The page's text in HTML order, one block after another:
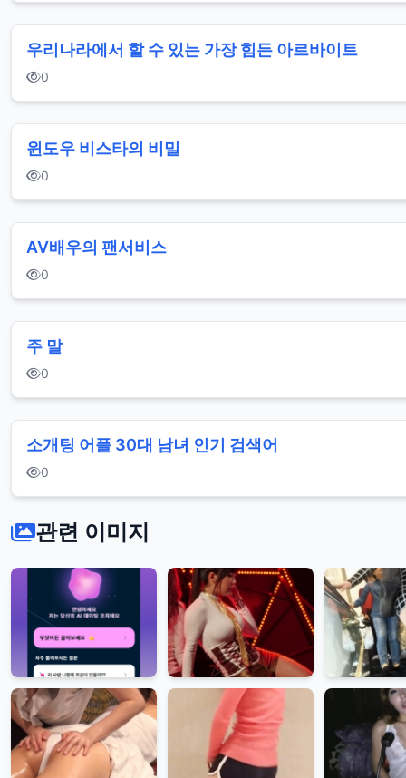
우리나라에서 할 수 있는 가장 힘든 아르바이트
0
윈도우 비스타의 비밀
0
AV배우의 팬서비스
0
주 말
0
소개팅 어플 30대 남녀 인기 검색어
0
관련 이미지